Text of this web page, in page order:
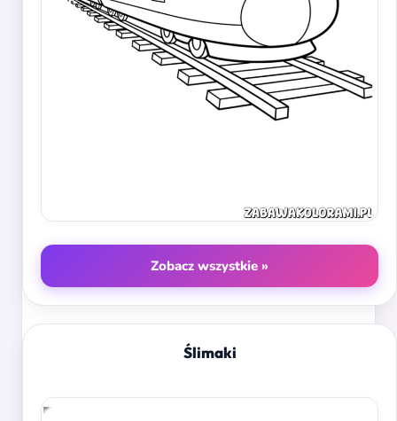
Zobacz wszystkie »
Ślimaki